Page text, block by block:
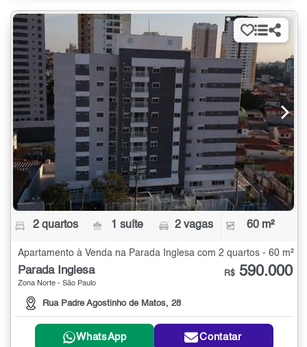
2 quartos 1 suíte 2 vagas 60 m²
Apartamento à Venda na Parada Inglesa com 2 quartos - 60 m²
Parada Inglesa
Zona Norte - São Paulo
Rua Padre Agostinho de Matos, 28
R$ 590.000
WhatsApp Contatar